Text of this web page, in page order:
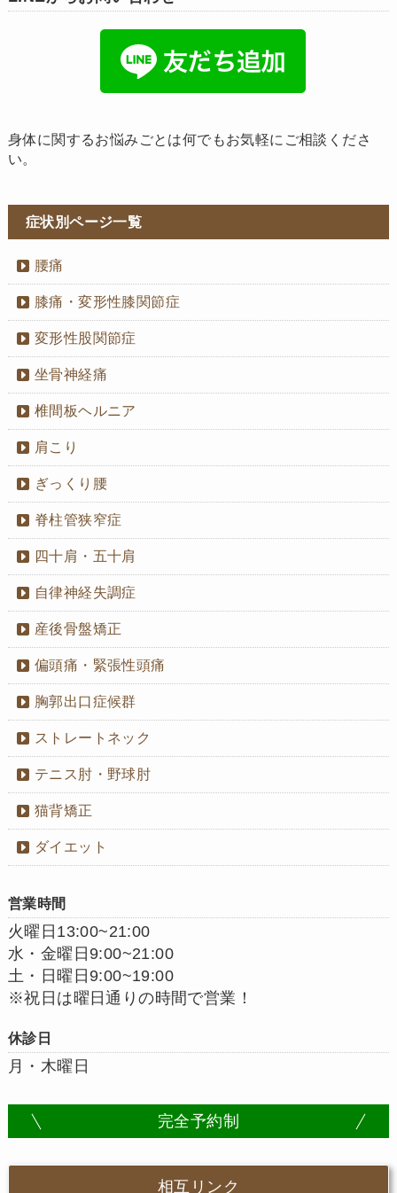
身体に関するお悩みごとは何でもお気軽にご相談くださ
い。
症状別ページ一覧
腰痛
膝痛・変形性膝関節症
変形性股関節症
坐骨神経痛
椎間板ヘルニア
肩こり
ぎっくり腰
脊柱管狭窄症
四十肩・五十肩
自律神経失調症
産後骨盤矯正
偏頭痛・緊張性頭痛
胸郭出口症候群
ストレートネック
テニス肘・野球肘
猫背矯正
ダイエット
営業時間
火曜日13:00~21:00
水・金曜日9:00~21:00
土・日曜日9:00~19:00
※祝日は曜日通りの時間で営業！
休診日
月・木曜日
完全予約制
相互リンク